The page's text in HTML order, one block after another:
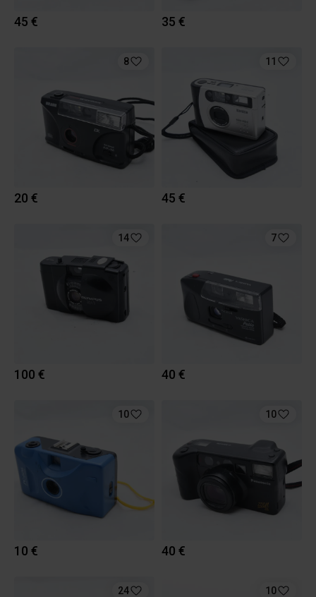
45 € 35 €
8
20 €
11
45 €
14
100 €
7
40 €
10
10 €
10
40 €
24 10